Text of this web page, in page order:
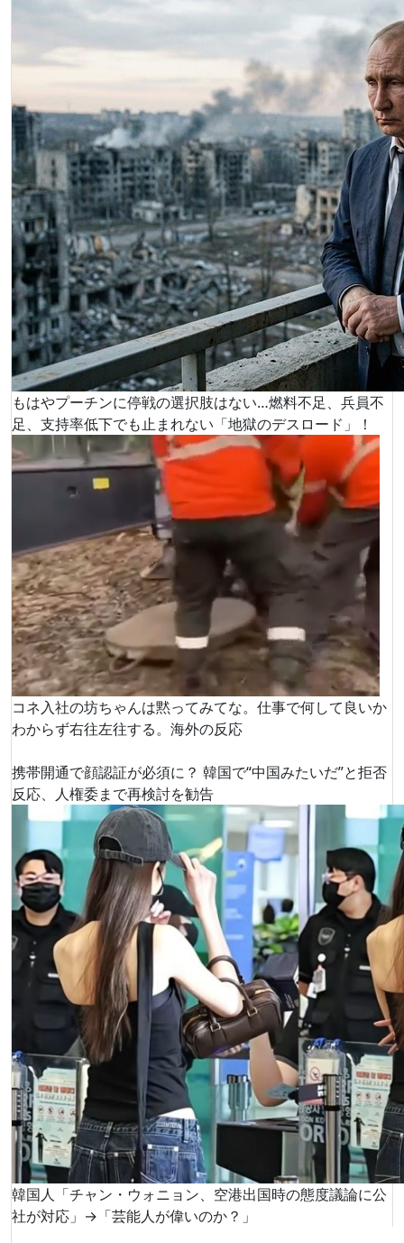
もはやプーチンに停戦の選択肢はない…燃料不足、兵員不
足、支持率低下でも止まれない「地獄のデスロード」！
コネ入社の坊ちゃんは黙ってみてな。仕事で何して良いか
わからず右往左往する。海外の反応
携帯開通で顔認証が必須に？ 韓国で“中国みたいだ”と拒否
反応、人権委まで再検討を勧告
韓国人「チャン・ウォニョン、空港出国時の態度議論に公
社が対応」→「芸能人が偉いのか？」